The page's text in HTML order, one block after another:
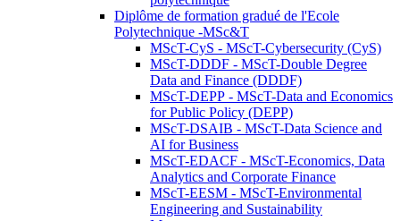
Diplôme de formation gradué de l'Ecole
Polytechnique -MSc&T
MScT-CyS - MScT-Cybersecurity (CyS)
MScT-DDDF - MScT-Double Degree
Data and Finance (DDDF)
MScT-DEPP - MScT-Data and Economics
for Public Policy (DEPP)
MScT-DSAIB - MScT-Data Science and
AI for Business
MScT-EDACF - MScT-Economics, Data
Analytics and Corporate Finance
MScT-EESM - MScT-Environmental
Engineering and Sustainability